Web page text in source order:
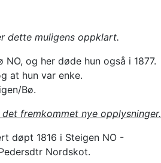
dette muligens oppklart.
og her døde hun også i 1877.
at hun var enke.
Bø.
fremkommet nye opplysninger.
døpt 1816 i Steigen NO -
Nordskot.